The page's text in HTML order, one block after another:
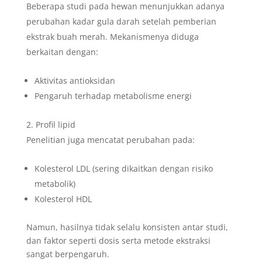
Beberapa studi pada hewan menunjukkan adanya
perubahan kadar gula darah setelah pemberian
ekstrak buah merah. Mekanismenya diduga
berkaitan dengan:
Aktivitas antioksidan
Pengaruh terhadap metabolisme energi
Profil lipid
Penelitian juga mencatat perubahan pada:
Kolesterol LDL (sering dikaitkan dengan risiko
metabolik)
Kolesterol HDL
Namun, hasilnya tidak selalu konsisten antar studi,
dan faktor seperti dosis serta metode ekstraksi
sangat berpengaruh.